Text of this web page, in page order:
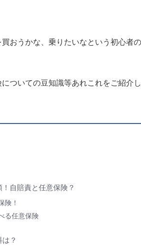
おうかな、乗りたいなという初心者
ついての豆知識等あれこれをご紹介し
自賠責と任意保険？
険！
る任意保険
？